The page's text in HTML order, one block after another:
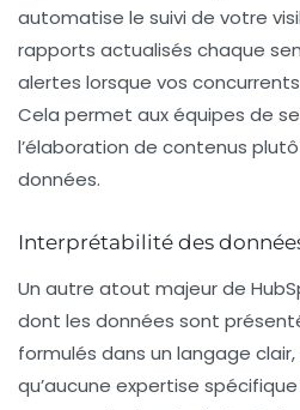
automatise le suivi de votre
rapports actualisés chaque
alertes lorsque vos
Cela permet aux équipes de
l’élaboration de contenus
données.
Interprétabilité des
Un autre atout majeur de
dont les données sont
formulés dans un langage
qu’aucune expertise